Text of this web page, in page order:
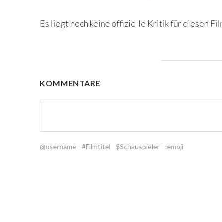
Es liegt noch keine offizielle Kritik für diesen
KOMMENTARE
@username #Filmtitel $Schauspieler :emoji